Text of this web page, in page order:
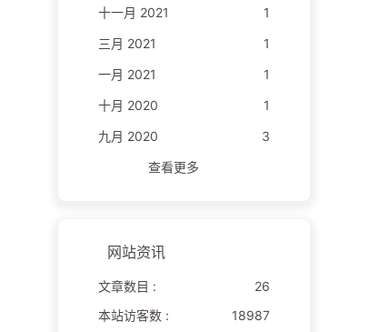
十一月 2021
1
三月 2021
1
一月 2021
1
十月 2020
1
九月 2020
3
查看更多
网站资讯
文章数目 :
26
本站访客数 :
18987